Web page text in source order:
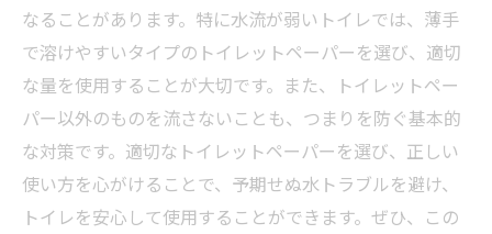
なることがあります。特に水流が弱いトイレでは、薄手
で溶けやすいタイプのトイレットペーパーを選び、適切
な量を使用することが大切です。また、トイレットペー
パー以外のものを流さないことも、つまりを防ぐ基本的
な対策です。適切なトイレットペーパーを選び、正しい
使い方を心がけることで、予期せぬ水トラブルを避け、
トイレを安心して使用することができます。ぜひ、この